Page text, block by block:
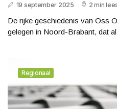
19 september 2025 2 min
De rijke geschiedenis van Oss
gelegen in Noord-Brabant, dat
Regionaal